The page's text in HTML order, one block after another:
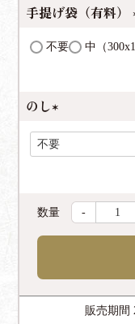
手提げ袋（有料）
不要 中（
のし
(
必
-
販売期間